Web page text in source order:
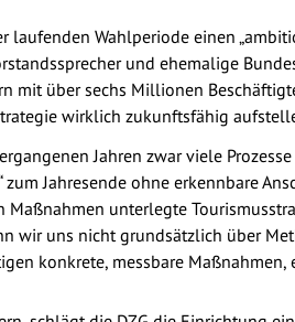
laufenden Wahlperiode einen
und ehemalige
mit über sechs Millionen
wirklich zukunftsfähig
Jahren zwar viele
Jahresende ohne erkennbare
unterlegte
wir uns nicht grundsätzlich über
konkrete, messbare